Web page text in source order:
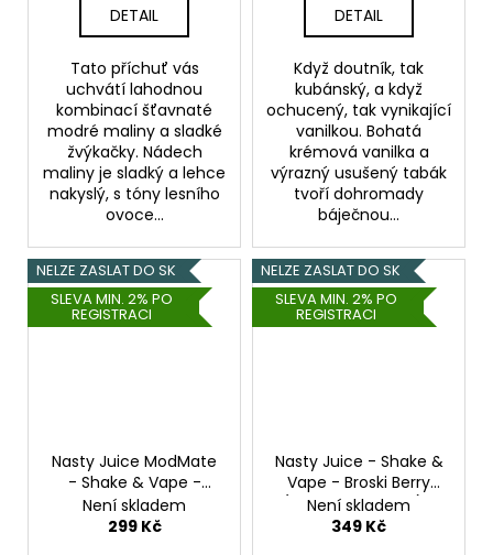
DETAIL
Tato příchuť vás
uchvátí lahodnou
kombinací šťavnaté
modré maliny a sladké
žvýkačky. Nádech
maliny je sladký a lehce
nakyslý, s tóny lesního
ovoce...
DETAIL
Když doutník, tak
kubánský, a když
ochucený, tak vynikající
vanilkou. Bohatá
krémová vanilka a
výrazný usušený tabák
tvoří dohromady
báječnou...
NELZE ZASLAT DO SK
SLEVA MIN. 2% PO
REGISTRACI
Nasty Juice ModMate
- Shake & Vape -
Peach Lemonade -
20ml
Není skladem
299 Kč
NELZE ZASLAT DO SK
SLEVA MIN. 2% PO
REGISTRACI
Nasty Juice - Shake &
Vape - Broski Berry
(Bobulovitá směs) -
20ml
Není skladem
349 Kč